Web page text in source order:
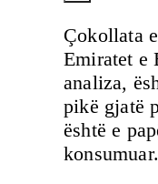
Çokollata
Emiratet e
analiza,
pikë gjatë
është e
konsumuar.